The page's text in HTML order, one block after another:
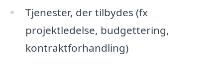
Tjenester, der tilbydes (fx
projektledelse, budgettering,
kontraktforhandling)